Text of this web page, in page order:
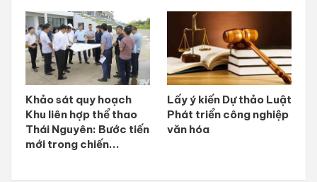
Khảo sát quy hoạch
Khu liên hợp thể thao
Thái Nguyên: Bước tiến
mới trong chiến...
Lấy ý kiến Dự thảo Luật
Phát triển công nghiệp
văn hóa